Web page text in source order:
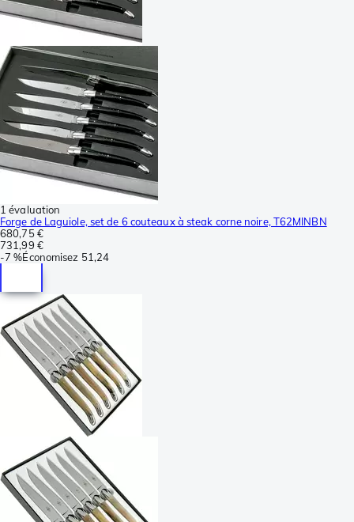
1 évaluation
Forge de Laguiole, set de 6 couteaux à steak corne noire, T62MINBN
680,75 €
731,99 €
-7 %Économisez 51,24